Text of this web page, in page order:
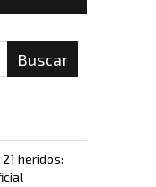
Buscar
heridos: